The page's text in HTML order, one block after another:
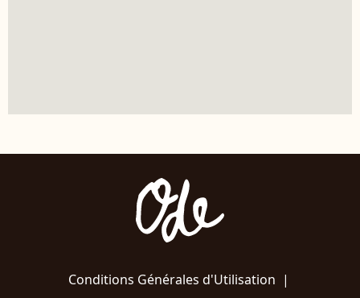
Conditions Générales d'Utilisation |